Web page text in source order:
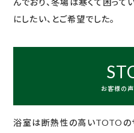
にしたい、とご希望でした。
お客様の声
浴室は断熱性の高いTOTOの